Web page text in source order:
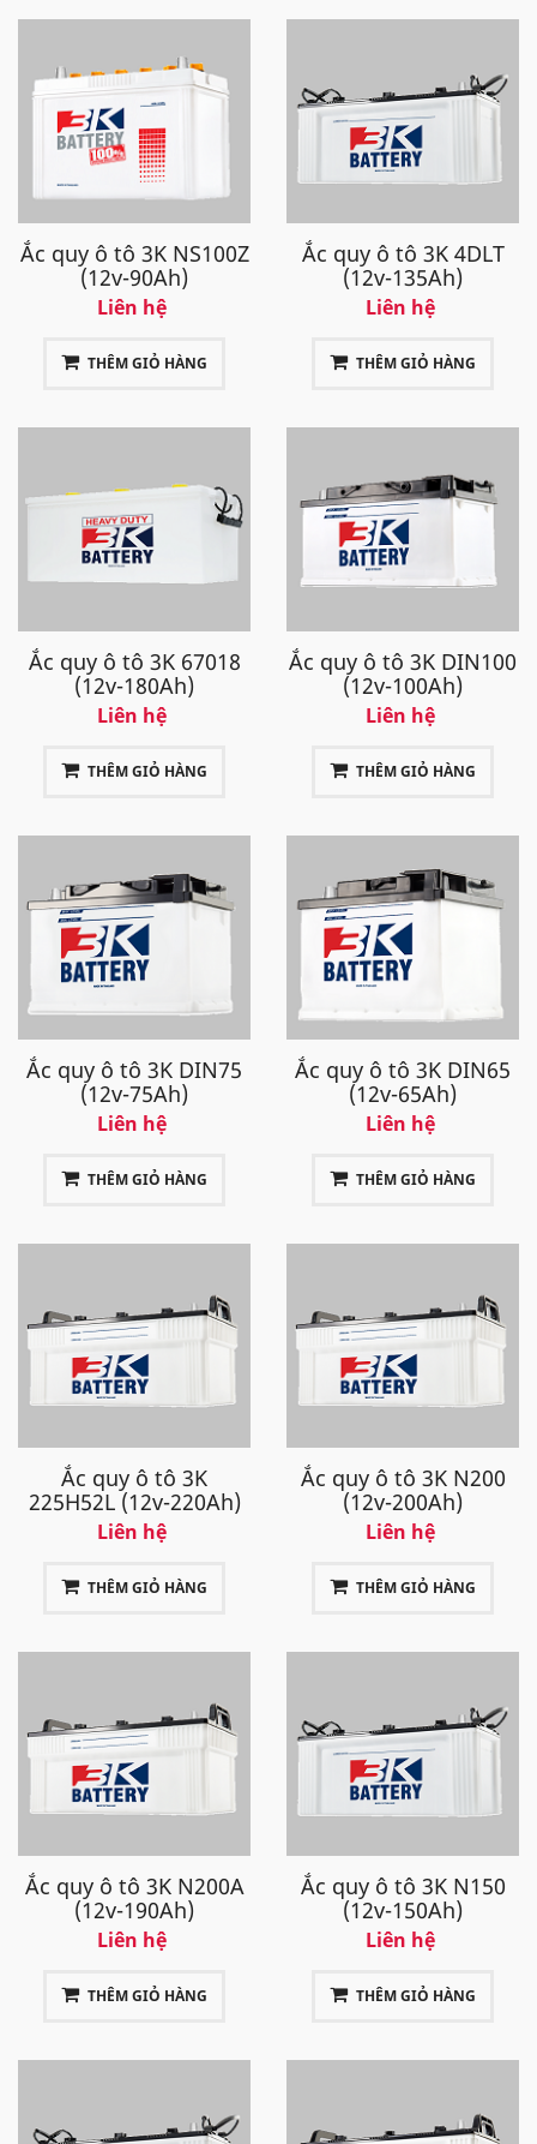
Ắc quy ô tô 3K NS100Z
(12v-90Ah)
Liên hệ
THÊM GIỎ HÀNG
Ắc quy ô tô 3K 4DLT
(12v-135Ah)
Liên hệ
THÊM GIỎ HÀNG
Ắc quy ô tô 3K 67018
(12v-180Ah)
Liên hệ
THÊM GIỎ HÀNG
Ắc quy ô tô 3K DIN100
(12v-100Ah)
Liên hệ
THÊM GIỎ HÀNG
Ắc quy ô tô 3K DIN75
(12v-75Ah)
Liên hệ
THÊM GIỎ HÀNG
Ắc quy ô tô 3K DIN65
(12v-65Ah)
Liên hệ
THÊM GIỎ HÀNG
Ắc quy ô tô 3K
225H52L (12v-220Ah)
Liên hệ
THÊM GIỎ HÀNG
Ắc quy ô tô 3K N200
(12v-200Ah)
Liên hệ
THÊM GIỎ HÀNG
Ắc quy ô tô 3K N200A
(12v-190Ah)
Liên hệ
THÊM GIỎ HÀNG
Ắc quy ô tô 3K N150
(12v-150Ah)
Liên hệ
THÊM GIỎ HÀNG